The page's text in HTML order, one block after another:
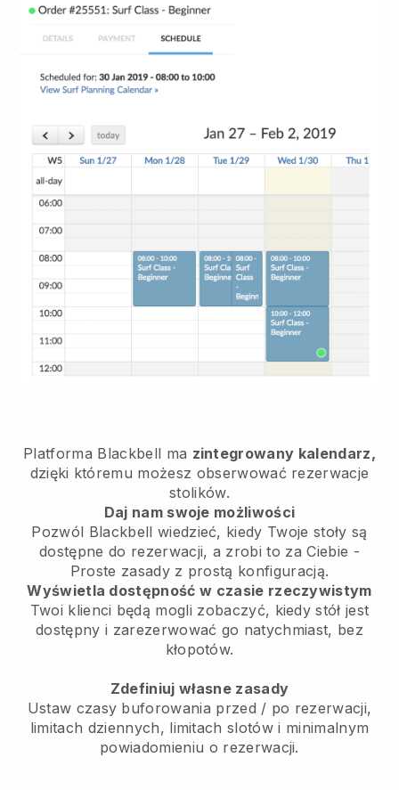
Platforma Blackbell ma zintegrowany kalendarz,
dzięki któremu możesz obserwować rezerwacje
stolików.
Daj nam swoje możliwości
Pozwól Blackbell wiedzieć, kiedy Twoje stoły są
dostępne do rezerwacji, a zrobi to za Ciebie -
Proste zasady z prostą konfiguracją.
Wyświetla dostępność w czasie rzeczywistym
Twoi klienci będą mogli zobaczyć, kiedy stół jest
dostępny i zarezerwować go natychmiast, bez
kłopotów.
Zdefiniuj własne zasady
Ustaw czasy buforowania przed / po rezerwacji,
limitach dziennych, limitach slotów i minimalnym
powiadomieniu o rezerwacji.